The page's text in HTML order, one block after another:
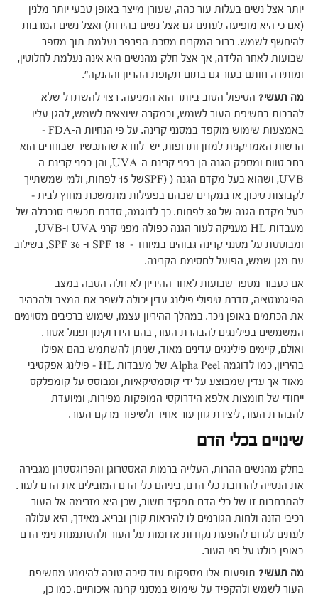
יותר אצל נשים בעלות עור כהה, שעורן מייצר באופן טבעי יותר מלנין
(אם כי היא מופיעה לעתים גם אצל נשים בהירות) ואצל נשים המרבות
להיחשף לשמש. ברוב המקרים מסכת הפרפר נעלמת תוך מספר
שבועות לאחר הלידה, אך אצל חלק מהנשים היא אינה נעלמת לחלוטין,
ומותירה חותם בעור גם בתום תקופת ההריון וההנקה".
מה תעשי? הטיפול הטוב ביותר הוא המניעה. רצוי להשתדל שלא
להרבות בחשיפת העור לשמש, ובמקרה שיוצאים לשמש, להגן עליו
באמצעות שימוש מוקפד במסנני קרינה. על פי הנחיות ה-FDA –
הרשות האמריקנית למזון ותרופות, יש לוודא שהתכשיר שבוחרים הוא
רחב טווח ומספק הגנה הן בפני קרינת ה-UVA, והן בפני קרינת ה-
UVB, ושהוא בעל מקדם הגנה ( (SPFשל 15 לפחות, ולמי שמשתייך
לקבוצות סיכון, או במקרים שבהם בפעילות מתמשכת מחוץ לבית –
בעל מקדם הגנה של 30 לפחות. כך לדוגמה, סדרת תכשירי סנברלה של
מעבדות HL מעניקה לעור הגנה כפולה מפני קרני UVA ו-UVB,
ומבוססת על מסנני קרינה גבוהים במיוחד – 18 SPF ו- 36 SPF, בשילוב
עם מגן שמש, הפועל לחסימת הקרינה.
אם כעבור מספר שבועות לאחר ההיריון לא חלה הטבה במצב
הפיגמנטציה, סדרת טיפולי פילינג עדין יכולה לשפר את המצב ולהבהיר
את הכתמים באופן ניכר. במהלך ההיריון עצמו, שימוש ברכיבים מסוימים
המשמשים בפילינגים להבהרת העור, בהם הידרוקינון ופנול אסור.
ואולם, קיימים פילינגים עדינים מאוד, שניתן להשתמש בהם אפילו
בהיריון, כמו לדוגמה Alpha Peel של מעבדות HL – פילינג אפקטיבי
מאוד אך עדין שמבוצע על ידי קוסמטיקאיות, ומבוסס על קומפלקס
ייחודי של חומצות אלפא הידרוקסי המופקות מפירות, ומיועדת
להבהרת העור, ליצירת גוון עור אחיד ולשיפור מרקם העור.
שינויים בכלי הדם
בחלק מהנשים ההרות, העלייה ברמות האסטרוגן והפרוגסטרון מגבירה
את הנטייה להרחבת כלי הדם, ביניהם כלי הדם המובילים את הדם לעור.
להתרחבות זו של כלי הדם תפקיד חשוב, שכן היא מזרימה אל העור
רכיבי הזנה ולחות הגורמים לו להיראות קורן ובריא. מאידך, היא עלולה
לעתים לגרום להופעת נקודות אדומות על העור ולהסתמנות נימי הדם
באופן בולט על פני העור.
מה תעשי? תופעות אלו מספקות עוד סיבה טובה להימנע מחשיפת
העור לשמש ולהקפיד על שימוש במסנני קרינה איכותיים. כמו כן,